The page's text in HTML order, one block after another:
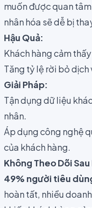
muốn được quan
nhân hóa sẽ dễ bị
Hậu Quả:
Khách hàng cảm
Tăng tỷ lệ rời bỏ dịch
Giải Pháp:
Tận dụng dữ liệu
nhân.
Áp dụng công nghệ
của khách hàng.
Không Theo Dõi Sau
49% người tiêu
hoàn tất, nhiều